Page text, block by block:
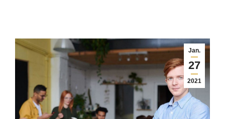
Jan.
27
2021